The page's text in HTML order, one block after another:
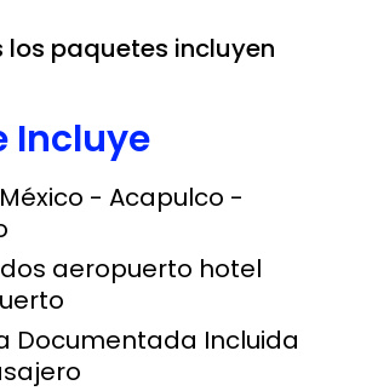
los paquetes incluyen
Incluye
- Acapulco -
aeropuerto hotel
Documentada Incluida